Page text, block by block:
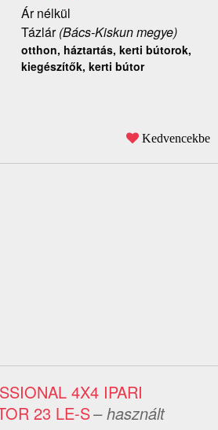
Ár nélkül
Tázlár(Bács-Kiskun megye)
otthon, háztartás, kerti bútorok,
kiegészítők, kerti bútor
Kedvencekbe
4X4 IPARI
23 LE-S– használt